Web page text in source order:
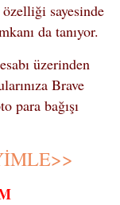
sayesinde
da tanıyor.
üzerinden
Brave
para bağışı